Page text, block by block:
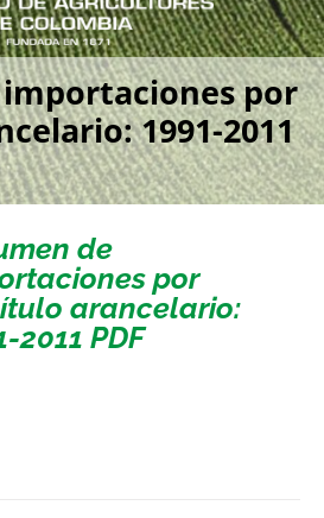
por
1991-2011
de
por
arancelario:
2011 PDF